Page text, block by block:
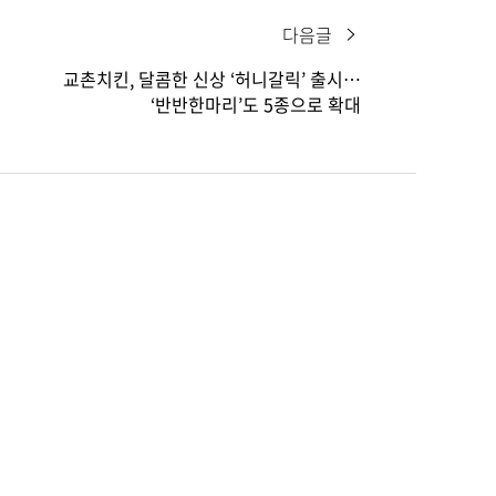
다음글
교촌치킨, 달콤한 신상 ‘허니갈릭’ 출시…
‘반반한마리’도 5종으로 확대